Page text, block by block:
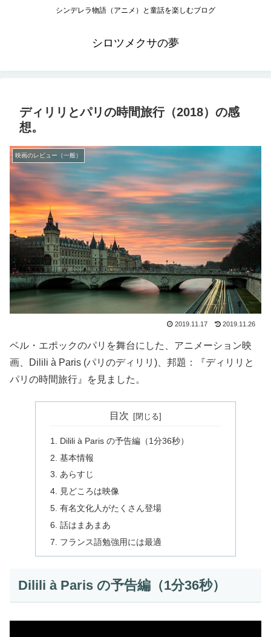
シンデレラ物語（アニメ）と童話を楽しむブログ
シロツメクサの夢
ディリリとパリの時間旅行（2018）の感
想。
映画のレビュー（一般）
2019.11.17 2019.11.26
ベル・エポックのパリを舞台にした、アニメーション映
画、Dilili à Paris (パリのディリリ)、邦題：『ディリリと
パリの時間旅行』を見ました。
目次
Dilili à Paris の予告編（1分36秒）
基本情報
あらすじ
見どころは映像
有名文化人がたくさん登場
話はまあまあ
フランス語勉強用には最適
Dilili à Paris の予告編（1分36秒）